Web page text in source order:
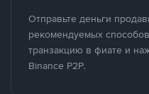
Отправьте деньги
рекомендуемых
транзакцию в фиате и
Binance P2P.